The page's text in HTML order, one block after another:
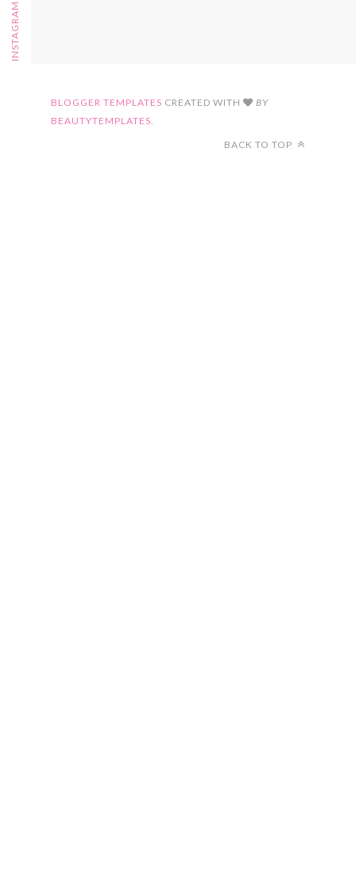
FOLLOW ON INSTAGRAM BLOGGER TEMPLATES CREATED WITH
BY
BEAUTYTEMPLATES.
BACK TO TOP